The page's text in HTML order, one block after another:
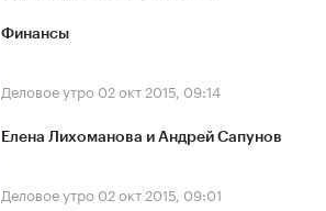
Финансы
Деловое утро 02 окт 2015, 09:14
Елена Лихоманова и Андрей Сапунов
Деловое утро 02 окт 2015, 09:01